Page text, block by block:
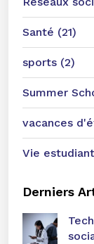
Santé (21)
sports (2)
Summer
vacances
Vie
Derniers